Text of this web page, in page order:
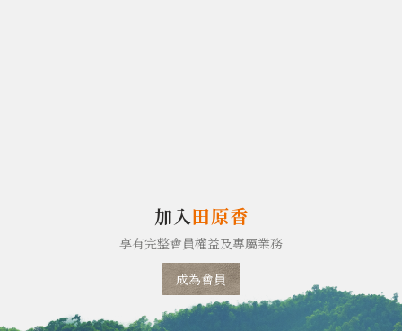
加入田原香
享有完整會員權益及專屬業務
成為會員